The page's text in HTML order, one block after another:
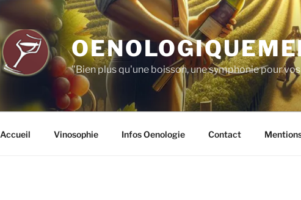
"Bien plus qu'une boisson, une symphonie pour
Accueil Vinosophie Infos Oenologie Contact